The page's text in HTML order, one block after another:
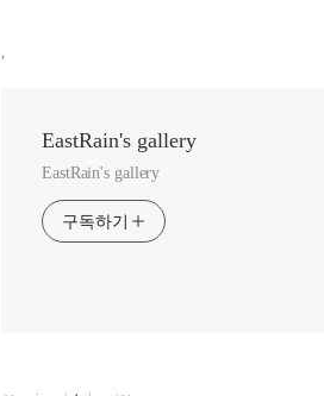
,
EastRain's gallery
EastRain's gallery
구독하기